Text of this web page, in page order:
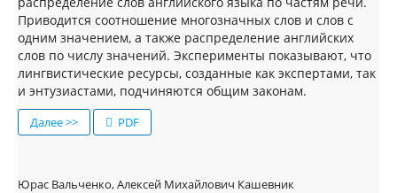
Приводится соотношение многозначных слов и слов с
одним значением, а также распределение английских
слов по числу значений. Эксперименты показывают, что
лингвистические ресурсы, созданные как экспертами, так
и энтузиастами, подчиняются общим законам.
Далее >> PDF
Юрас Вальченко, Алексей Михайлович Кашевник